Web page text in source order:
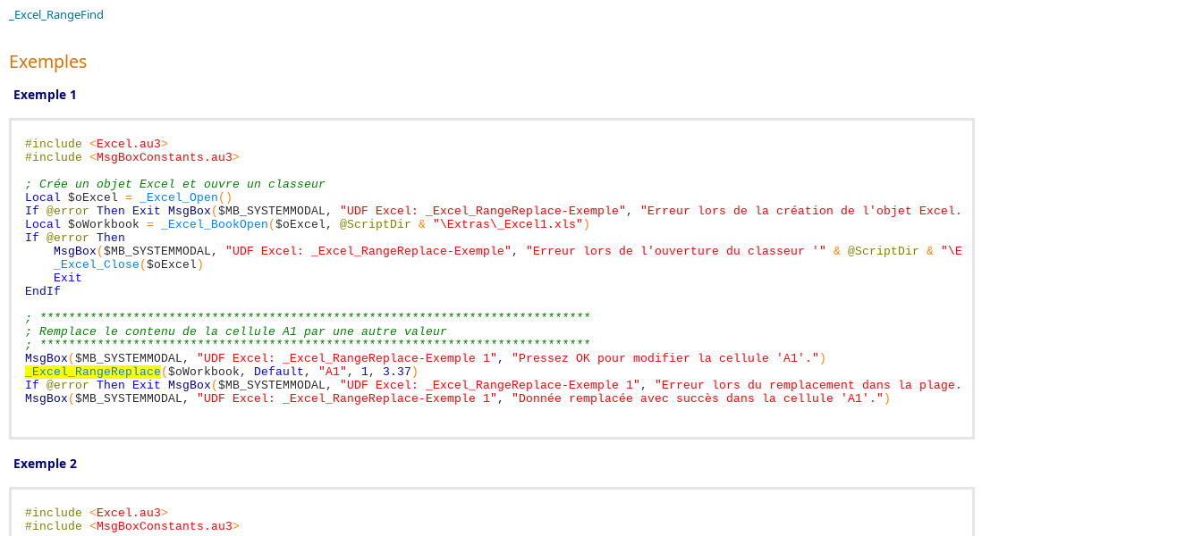
_Excel_RangeFind
Exemples
Exemple 1
#include < Excel.au3>
#include <MsgBoxConstants.au3>
; Crée un objet Excel et ouvre un classeur
Local $oExcel = _Excel_Open ( )
If @error Then Exit MsgBox ( $MB_SYSTEMMODAL , "UDF Excel: _Excel_RangeReplace-Exemple" , "Erreur lors de la création de l'objet Excel."
Local $oWorkbook = _Excel_BookOpen ( $oExcel , @ScriptDir & "\Extras\_Excel1.xls" )
If @error Then
MsgBox ( $MB_SYSTEMMODAL , "UDF Excel: _Excel_RangeReplace-Exemple" , "Erreur lors de l'ouverture du classeur '" & @ScriptDir & "\Extras\_Excel1.xls'."
_Excel_Close ( $oExcel )
Exit
EndIf
; *****************************************************************************
; Remplace le contenu de la cellule A1 par une autre valeur
; *****************************************************************************
MsgBox ( $MB_SYSTEMMODAL , "UDF Excel: _Excel_RangeReplace-Exemple 1" , "Pressez OK pour modifier la cellule 'A1'." )
_Excel_RangeReplace ( $oWorkbook , Default , "A1" , 1, 3.37 )
If @error Then Exit MsgBox ( $MB_SYSTEMMODAL , "UDF Excel: _Excel_RangeReplace-Exemple 1" , "Erreur lors du remplacement dans la plage."
MsgBox ( $MB_SYSTEMMODAL , "UDF Excel: _Excel_RangeReplace-Exemple 1" , "Donnée remplacée avec succès dans la cellule 'A1'." )
Exemple 2
#include <Excel.au3>
#include <MsgBoxConstants.au3>